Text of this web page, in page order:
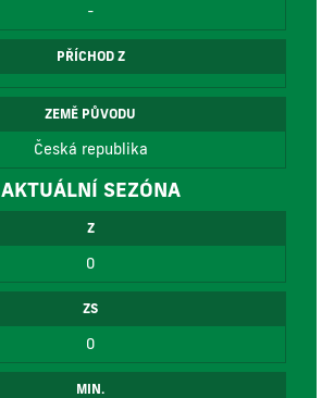
-
PŘÍCHOD Z
ZEMĚ PŮVODU
Česká republika
AKTUÁLNÍ SEZÓNA
Z
0
ZS
0
MIN.